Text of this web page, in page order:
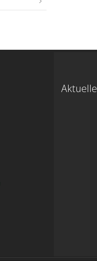
Aktuelle